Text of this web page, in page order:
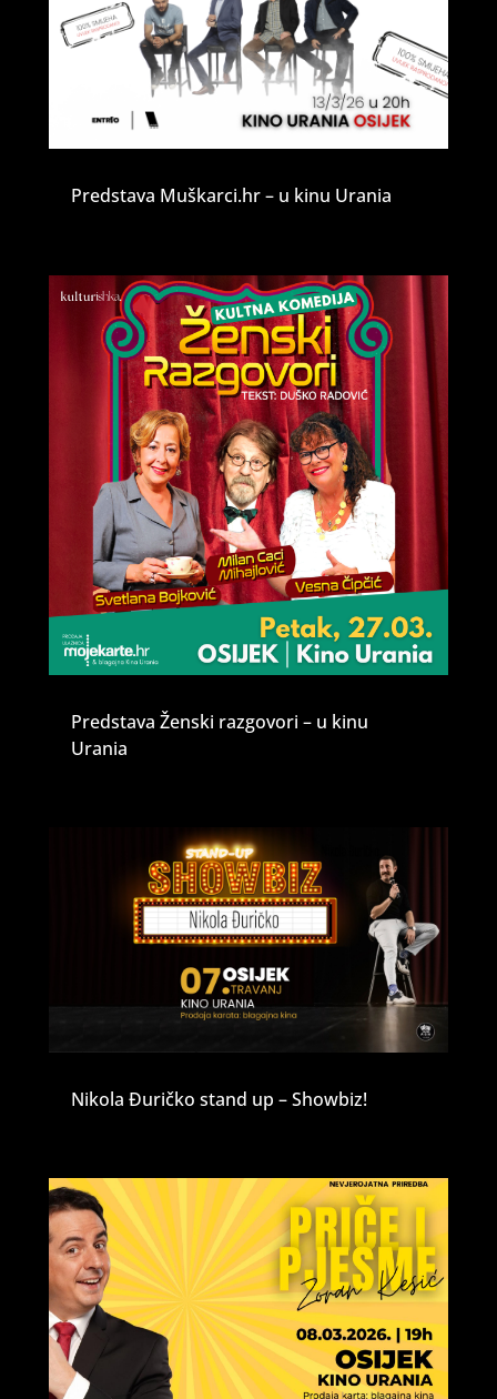
Predstava Muškarci.hr – u kinu Urania
Predstava Ženski razgovori – u kinu
Urania
Nikola Đuričko stand up – Showbiz!